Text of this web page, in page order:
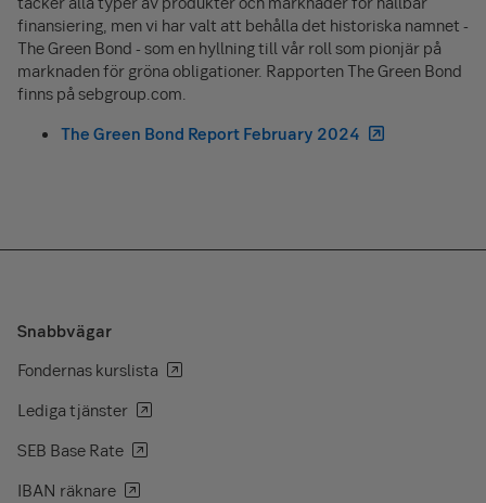
finansiering, men vi har valt att behålla det historiska namnet -
The Green Bond - som en hyllning till vår roll som pionjär på
marknaden för gröna obligationer. Rapporten The Green Bond
finns på sebgroup.com.
The Green Bond Report February 2024
Snabbvägar
Fondernas kurslista
Lediga tjänster
SEB Base Rate
IBAN räknare